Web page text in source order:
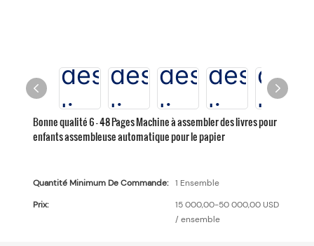
Bonne qualité 6 - 48 Pages Machine à assembler des livres pour
enfants assembleuse automatique pour le papier
Quantité Minimum De Commande:
1 Ensemble
Prix:
15 000,00-50 000,00 USD
/ ensemble